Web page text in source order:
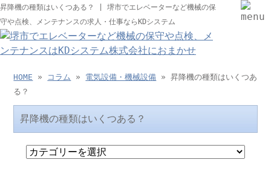
昇降機の種類はいくつある？ | 堺市でエレベーターなど機械の保
守や点検、メンテナンスの求人・仕事ならKDシステム
HOME » コラム » 電気設備・機械設備 » 昇降機の種類はいくつあ
る？
昇降機の種類はいくつある？